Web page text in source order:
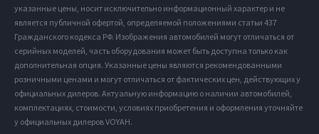
указанные цены, носит исключительно информационный характер и не
является публичной офертой, определяемой положениями статьи 437
Гражданского кодекса РФ. Изображения автомобилей могут отличаться от
серийных моделей, часть оборудования может быть доступна только как
дополнительная опция. Указанные цены являются рекомендованными
розничными ценами и могут отличаться от фактических цен, действующих у
официальных дилеров. Актуальную информацию о наличии автомобилей,
комплектациях, стоимости, условиях приобретения и оформления уточняйте
у официальных дилеров VOYAH.